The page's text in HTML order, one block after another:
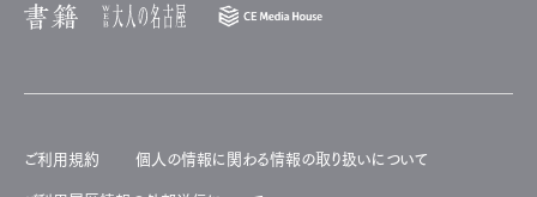
ご利用規約 個人の情報に関わる情報の取り扱いについて